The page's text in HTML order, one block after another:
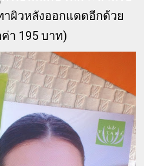
าผิวหลังออกแดดอีกด้วย
า 195 บาท)